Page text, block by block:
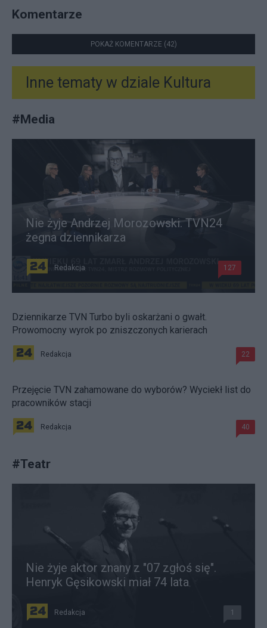
Komentarze
POKAŻ KOMENTARZE (42)
Inne tematy w dziale Kultura
#Media
Nie żyje Andrzej Morozowski. TVN24
żegna dziennikarza
Redakcja 127
Dziennikarze TVN Turbo byli oskarżani o gwałt.
Prowomocny wyrok po zniszczonych karierach
Redakcja 22
Przejęcie TVN zahamowane do wyborów? Wyciekł list do
pracowników stacji
Redakcja 40
#Teatr
Nie żyje aktor znany z "07 zgłoś się".
Henryk Gęsikowski miał 74 lata
Redakcja 1